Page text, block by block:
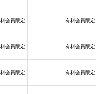
会員限定 有料会員限定
会員限定 有料会員限定
会員限定 有料会員限定